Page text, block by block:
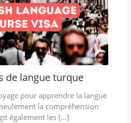
de langue turque
pour apprendre la langue
la compréhension
également les […]